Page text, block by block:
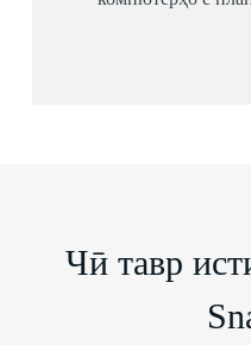
Чӣ тавр